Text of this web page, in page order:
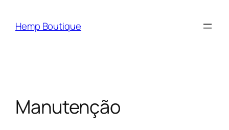
Hemp Boutique
Manutenção